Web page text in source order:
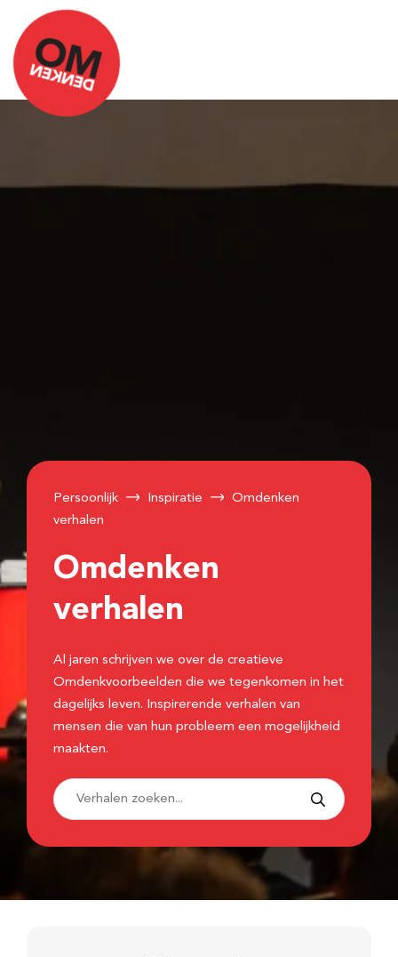
Persoonlijk Inspiratie
Omdenken
verhalen
Omdenken
verhalen
Al jaren schrijven we over de creatieve
Omdenkvoorbeelden die we tegenkomen in het
dagelijks leven. Inspirerende verhalen van
mensen die van hun probleem een mogelijkheid
maakten.